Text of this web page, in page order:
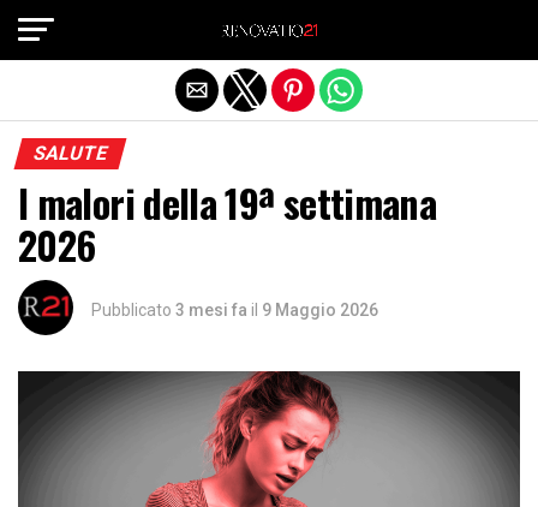
SALUTE
I malori della 19ª settimana
2026
Pubblicato 3 mesi fa il 9 Maggio 2026
Exit mobile version